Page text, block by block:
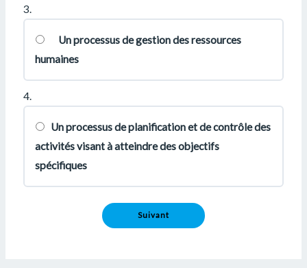
3.
Un processus de gestion des ressources
humaines
4.
Un processus de planification et de contrôle des
activités visant à atteindre des objectifs
spécifiques